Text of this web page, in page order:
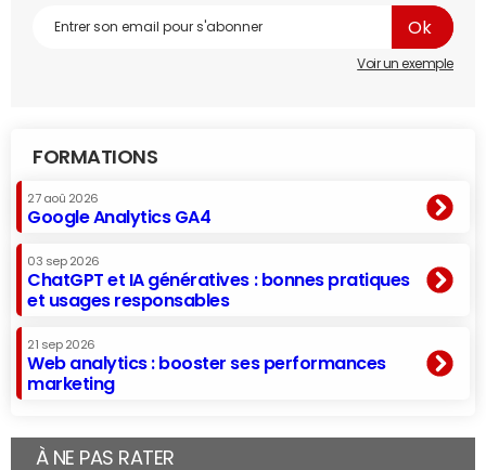
Voir un exemple
FORMATIONS
27 aoû 2026
Google Analytics GA4
03 sep 2026
ChatGPT et IA génératives : bonnes pratiques
et usages responsables
21 sep 2026
Web analytics : booster ses performances
marketing
À NE PAS RATER